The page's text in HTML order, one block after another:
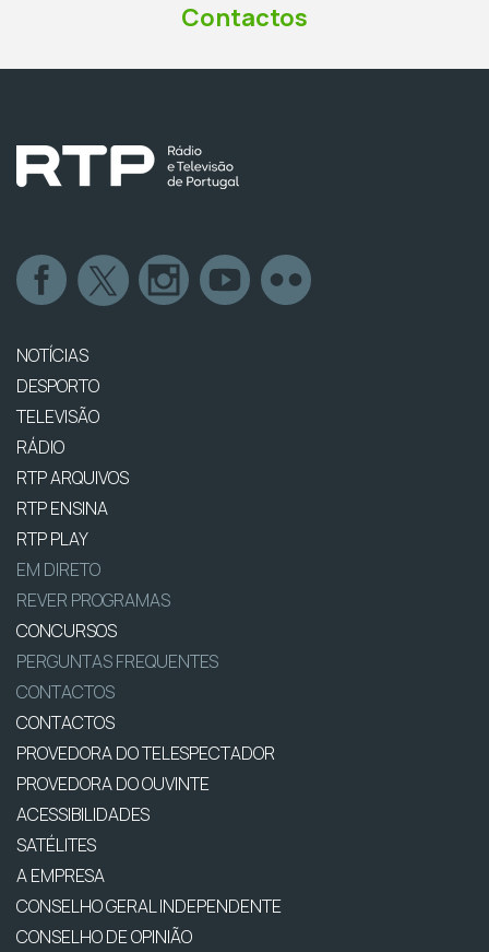
Contactos
NOTÍCIAS
DESPORTO
TELEVISÃO
RÁDIO
RTP ARQUIVOS
RTP ENSINA
RTP PLAY
EM DIRETO
REVER PROGRAMAS
CONCURSOS
PERGUNTAS FREQUENTES
CONTACTOS
CONTACTOS
PROVEDORA DO TELESPECTADOR
PROVEDORA DO OUVINTE
ACESSIBILIDADES
SATÉLITES
A EMPRESA
CONSELHO GERAL INDEPENDENTE
CONSELHO DE OPINIÃO